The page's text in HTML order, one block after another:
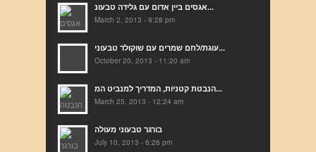
אגסים ביין אדום עם גלידה טבעונ...
March 2, 2013 - 9:28 pm
עוגת/לחם שמרים עם שוקולד טבעוני...
October 20, 2013 - 11:20 am
הנבטת קטניות, המדריך למנביט המ...
March 25, 2013 - 12:24 am
בורגר טבעוני מעולה
July 10, 2013 - 6:26 pm